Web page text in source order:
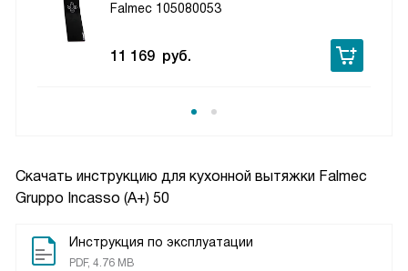
Скачать инструкцию для кухонной вытяжки Falmec
Gruppo Incasso (A+) 50
Инструкция по эксплуатации
PDF, 4.76 MB
Falmec 105080053
11 169 руб.